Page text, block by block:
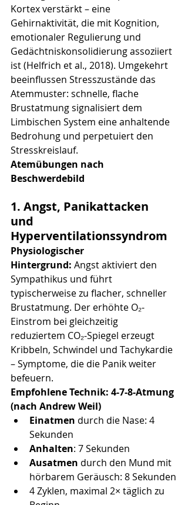
Kortex verstärkt – eine
Gehirnaktivität, die mit Kognition,
emotionaler Regulierung und
Gedächtniskonsolidierung assoziiert
ist (Helfrich et al., 2018). Umgekehrt
beeinflussen Stresszustände das
Atemmuster: schnelle, flache
Brustatmung signalisiert dem
Limbischen System eine anhaltende
Bedrohung und perpetuiert den
Stresskreislauf.
Atemübungen nach
Beschwerdebild
1. Angst, Panikattacken
und
Hyperventilationssyndrom
Physiologischer
Hintergrund: Angst aktiviert den
Sympathikus und führt
typischerweise zu flacher, schneller
Brustatmung. Der erhöhte O₂-
Einstrom bei gleichzeitig
reduziertem CO₂-Spiegel erzeugt
Kribbeln, Schwindel und Tachykardie
– Symptome, die die Panik weiter
befeuern.
Empfohlene Technik: 4-7-8-Atmung
(nach Andrew Weil)
Einatmen durch die Nase: 4
Sekunden
Anhalten: 7 Sekunden
Ausatmen durch den Mund mit
hörbarem Geräusch: 8 Sekunden
4 Zyklen, maximal 2× täglich zu